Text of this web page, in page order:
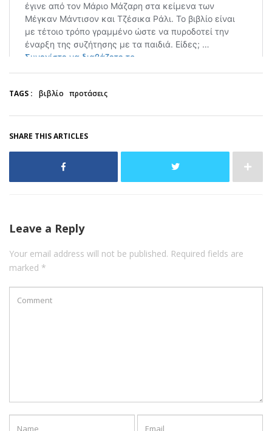
TAGS : βιβλίο προτάσεις
SHARE THIS ARTICLES
Leave a Reply
Your email address will not be published. Required fields are
marked *